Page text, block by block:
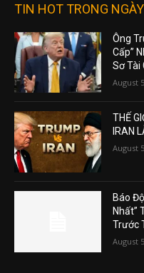
TIN HOT TRONG NGÀY
Ông
Cấp”
Sơ Tài
August
THẾ
IRAN
August
Báo
Nhất”
Trước
August